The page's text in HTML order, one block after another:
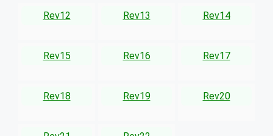
Rev12 Rev13 Rev14
Rev15 Rev16 Rev17
Rev18 Rev19 Rev20